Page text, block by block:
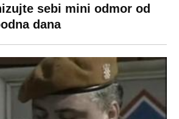
sebi mini odmor od
dana